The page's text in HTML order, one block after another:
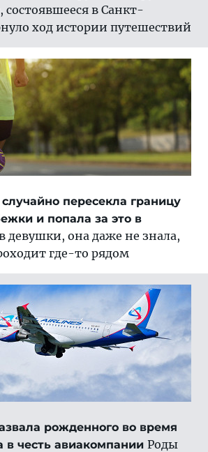
в Санкт-
ход истории путешествий
пересекла границу
и попала за это в
девушки, она даже не знала,
где-то рядом
рожденного во время
в честь авиакомпании Роды